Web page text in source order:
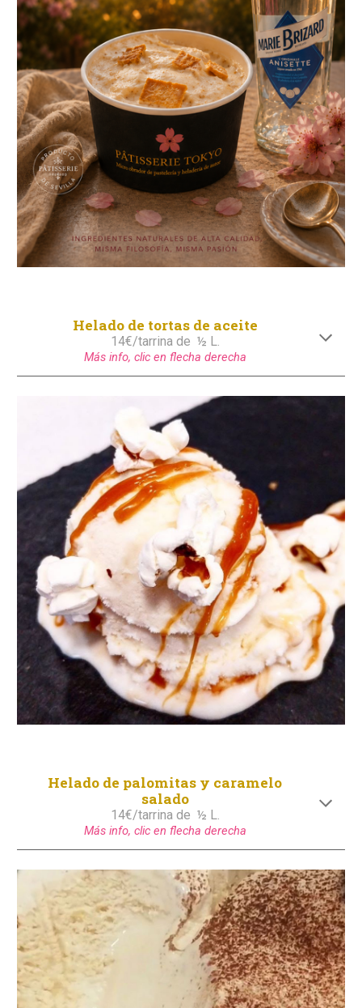
Helado de tortas de aceite
14€/tarrina de ½ L.
Más info, clic en flecha derecha
Helado de palomitas y caramelo
salado
14€/tarrina de ½ L.
Más info, clic en flecha derecha